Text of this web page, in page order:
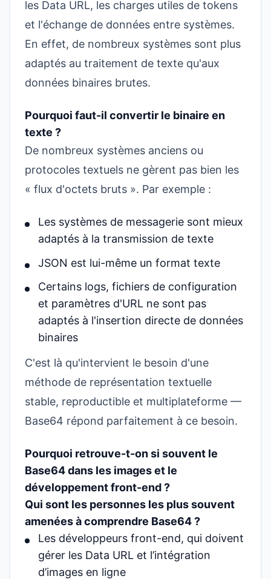
les Data URL, les charges utiles de tokens
et l'échange de données entre systèmes.
En effet, de nombreux systèmes sont plus
adaptés au traitement de texte qu'aux
données binaires brutes.
Pourquoi faut-il convertir le binaire en
texte ?
De nombreux systèmes anciens ou
protocoles textuels ne gèrent pas bien les
« flux d'octets bruts ». Par exemple :
Les systèmes de messagerie sont mieux
adaptés à la transmission de texte
JSON est lui-même un format texte
Certains logs, fichiers de configuration
et paramètres d'URL ne sont pas
adaptés à l'insertion directe de données
binaires
C'est là qu'intervient le besoin d'une
méthode de représentation textuelle
stable, reproductible et multiplateforme —
Base64 répond parfaitement à ce besoin.
Pourquoi retrouve-t-on si souvent le
Base64 dans les images et le
développement front-end ?
Qui sont les personnes les plus souvent
amenées à comprendre Base64 ?
Les développeurs front-end, qui doivent
gérer les Data URL et l’intégration
d’images en ligne